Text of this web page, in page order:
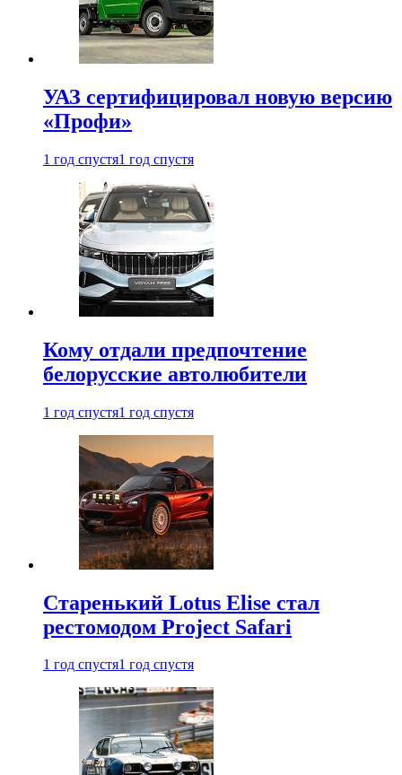
УАЗ сертифицировал новую версию
«Профи»
1 год спустя1 год спустя
Кому отдали предпочтение
белорусские автолюбители
1 год спустя1 год спустя
Старенький Lotus Elise стал
рестомодом Project Safari
1 год спустя1 год спустя